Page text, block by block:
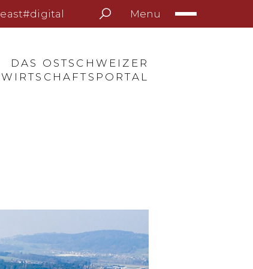
east#digital Menu
DAS OSTSCHWEIZER
WIRTSCHAFTSPORTAL